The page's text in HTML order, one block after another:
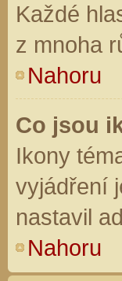
Každé
z mnoha
Nahoru
Co jsou
Ikony
vyjádření
nastavil
Nahoru